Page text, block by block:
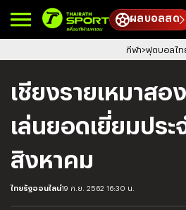
ผลบอลสด
กีฬา ฟุตบอลไท
เชียงรายเหมาสอ
เล่นยอดเยี่ยมประ
สิงหาคม
ไทยรัฐออนไลน์19 ก.ย. 2562 16:30 น.